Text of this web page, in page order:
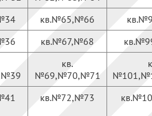
кв.№65,№66
кв.№67,№68
кв.
№69,№70,№71
кв.№72,№73